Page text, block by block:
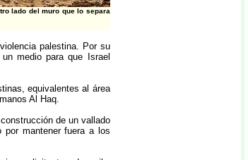
lado del muro que lo separa
palestina. Por su
medio para que Israel
equivalentes al área
Al Haq.
de un vallado
mantener fuera a los